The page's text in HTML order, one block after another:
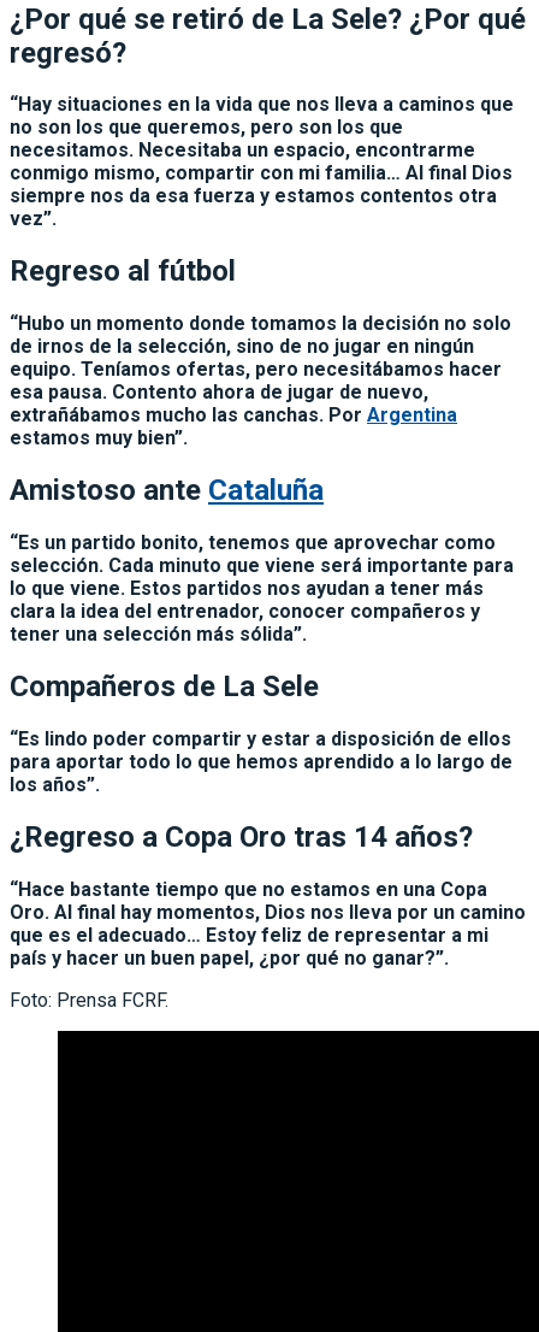
¿Por qué se retiró de La Sele? ¿Por qué
regresó?
“Hay situaciones en la vida que nos lleva a caminos que
no son los que queremos, pero son los que
necesitamos. Necesitaba un espacio, encontrarme
conmigo mismo, compartir con mi familia… Al final Dios
siempre nos da esa fuerza y estamos contentos otra
vez”.
Regreso al fútbol
“Hubo un momento donde tomamos la decisión no solo
de irnos de la selección, sino de no jugar en ningún
equipo. Teníamos ofertas, pero necesitábamos hacer
esa pausa. Contento ahora de jugar de nuevo,
extrañábamos mucho las canchas. Por Argentina
estamos muy bien”.
Amistoso ante Cataluña
“Es un partido bonito, tenemos que aprovechar como
selección. Cada minuto que viene será importante para
lo que viene. Estos partidos nos ayudan a tener más
clara la idea del entrenador, conocer compañeros y
tener una selección más sólida”.
Compañeros de La Sele
“Es lindo poder compartir y estar a disposición de ellos
para aportar todo lo que hemos aprendido a lo largo de
los años”.
¿Regreso a Copa Oro tras 14 años?
“Hace bastante tiempo que no estamos en una Copa
Oro. Al final hay momentos, Dios nos lleva por un camino
que es el adecuado… Estoy feliz de representar a mi
país y hacer un buen papel, ¿por qué no ganar?”.
Foto: Prensa FCRF.